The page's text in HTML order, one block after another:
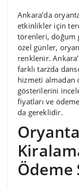
Ankara’da
etkinlikler için
törenleri, doğum
özel günler,
renklenir.
farklı tarzda
hizmeti almadan
gösterilerini
fiyatları ve
da gereklidir.
Ödeme